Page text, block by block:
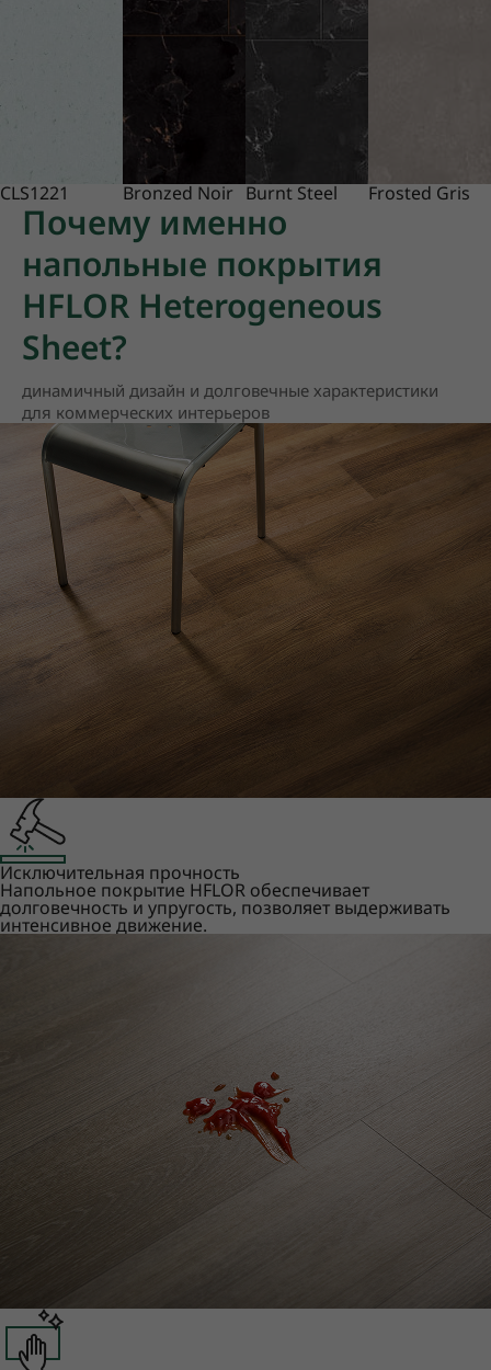
CLS1221 Bronzed Noir Burnt Steel Frosted Gris
Почему именно
напольные покрытия
HFLOR Heterogeneous
Sheet?
динамичный дизайн и долговечные характеристики
для коммерческих интерьеров
Исключительная прочность
Напольное покрытие HFLOR обеспечивает
долговечность и упругость, позволяет выдерживать
интенсивное движение.